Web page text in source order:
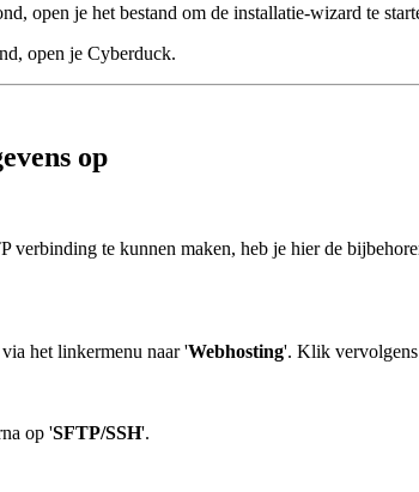
open je het bestand om de installatie-wizard te
open je Cyberduck.
op
verbinding te kunnen maken, heb je hier de
via het linkermenu naar 'Webhosting'. Klik
op 'SFTP/SSH'.